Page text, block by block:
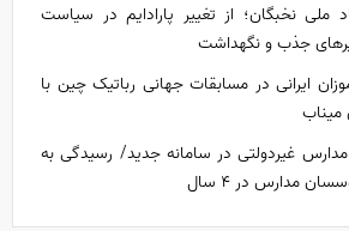
ملی نخبگان؛ از تغییر پارادایم در سیاست
جذب و نگهداشت
ایرانی در مسابقات جهانی رباتیک چین با
غیردولتی در سامانه جدید/ رسیدگی به